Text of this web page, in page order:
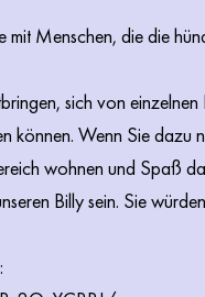
mit Menschen, die die
sich von
können. Wenn Sie dazu
wohnen und Spaß
Billy sein. Sie